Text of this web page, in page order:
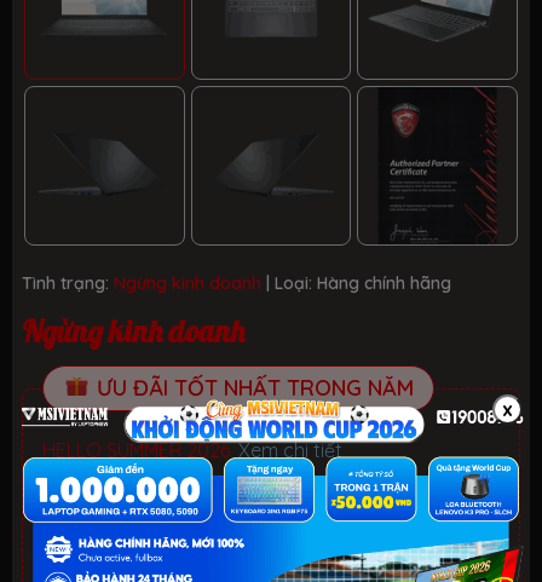
Tình trạng: Ngừng kinh doanh | Loại: Hàng chính hãng
Ngừng kinh doanh
ƯU ĐÃI TỐT NHẤT TRONG NĂM
HELLO SUMMER 2026.Xem chi tiết
- Laptop văn phòng. Giảm đến 700K
- Laptop Gaming RTX 5080: Giảm đến 2 TRIỆU +
KEYBOARD 3in1 RGB
x